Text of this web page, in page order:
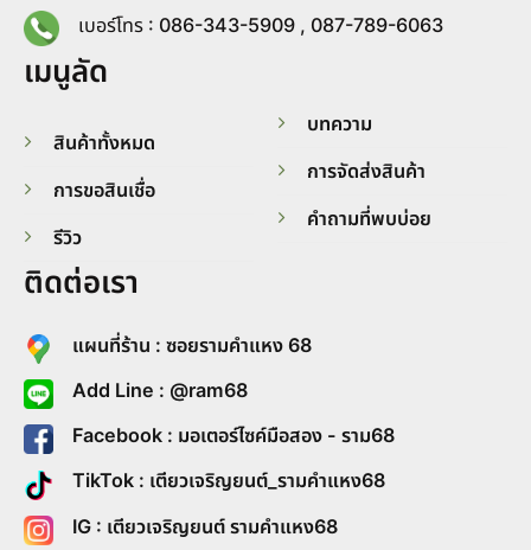
เบอร์โทร : 086-343-5909 , 087-789-6063
เมนูลัด
สินค้าทั้งหมด
การขอสินเชื่อ
รีวิว
บทความ
การจัดส่งสินค้า
คำถามที่พบบ่อย
ติดต่อเรา
แผนที่ร้าน : ซอยรามคำแหง 68
Add Line : @ram68
Facebook : มอเตอร์ไซค์มือสอง - ราม68
TikTok : เตียวเจริญยนต์_รามคำแหง68
IG : เตียวเจริญยนต์ รามคำแหง68